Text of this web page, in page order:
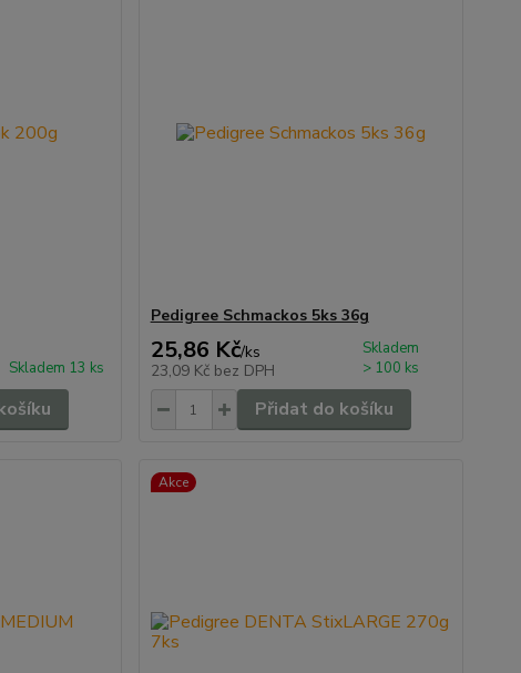
Skladem 13 ks
Pedigree Schmackos 5ks 36g
25,86 Kč/ks
23,09 Kč bez DPH
Skladem
> 100 ks
Přidat do košíku
Akce